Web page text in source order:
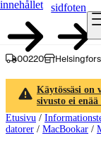
innehållet
sidfoten
00220
Käytössäsi on
sivusto ei
Etusivu /
datorer / MacBookar /